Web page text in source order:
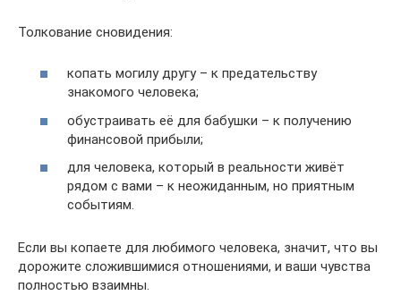
Толкование сновидения:
копать могилу другу – к предательству
знакомого человека;
обустраивать её для бабушки – к получению
финансовой прибыли;
для человека, который в реальности живёт
рядом с вами – к неожиданным, но приятным
событиям.
Если вы копаете для любимого человека, значит, что вы
дорожите сложившимися отношениями, и ваши чувства
полностью взаимны.